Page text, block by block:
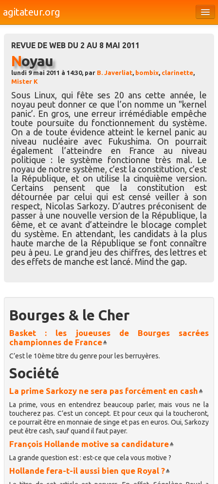
agitateur.org
Bourges & le Cher
Société
Médias
Dossiers
Brèves
REVUE DE WEB DU 2 AU 8 MAI 2011
Noyau
lundi 9 mai 2011 à 14:30, par B. Javerliat bombix clarinette
Mister K
Sous Linux, qui fête ses 20 ans cette année, le
noyau peut donner ce que l’on nomme un "kernel
panic’. En gros, une erreur irrémédiable empêche
toute poursuite du fonctionnement du système.
On a de toute évidence atteint le kernel panic au
niveau nucléaire avec Fukushima. On pourrait
également l’atteindre en France au niveau
politique : le système fonctionne très mal. Le
noyau de notre système, c’est la constitution, c’est
la République, et on utilise la cinquième version.
Certains pensent que la constitution est
détournée par celui qui est censé veiller à son
respect, Nicolas Sarkozy. D’autres préconisent de
passer à une nouvelle version de la République, la
6ème, et ce avant d’atteindre le blocage complet
du système. En attendant, les candidats à la plus
haute marche de la République se font connaître
peu à peu. Le grand jeu des chiffres, des lettres et
des effets de manche est lancé. Mind the gap.
Bourges & le Cher
Basket : les joueuses de Bourges sacrées
championnes de France
C’est le 10ème titre du genre pour les berruyères.
Société
La prime Sarkozy ne sera pas forcément en cash
La prime, vous en entendrez beaucoup parler, mais vous ne la
toucherez pas. C’est un concept. Et pour ceux qui la toucheront,
ce pourrait être en monnaie de singe et pas en euros. Oui, Sarkozy
peut être cash, sauf quand il faut payer.
François Hollande motive sa candidature
La grande question est : est-ce que cela vous motive ?
Hollande fera-t-il aussi bien que Royal ?